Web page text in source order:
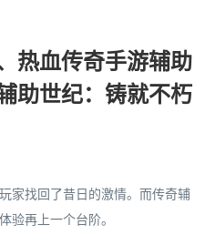
热血传奇手游辅助
助世纪：铸就不朽
家找回了昔日的激情。而传奇辅
验再上一个台阶。